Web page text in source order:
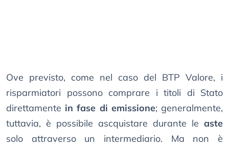
Ove previsto, come nel caso del BTP Valore, i
risparmiatori possono comprare i titoli di Stato
direttamente in fase di emissione; generalmente,
tuttavia, è possibile ascquistare durante le aste
solo attraverso un intermediario. Ma non è